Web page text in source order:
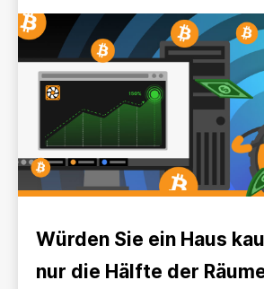
Würden Sie ein Haus
nur die Hälfte der